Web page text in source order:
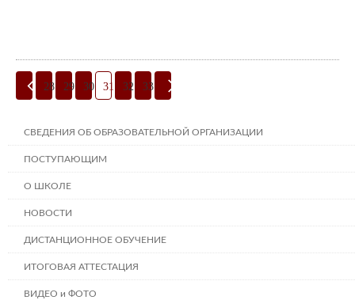
28 29 30 31 32 33
СВЕДЕНИЯ ОБ ОБРАЗОВАТЕЛЬНОЙ ОРГАНИЗАЦИИ
ПОСТУПАЮЩИМ
О ШКОЛЕ
НОВОСТИ
ДИСТАНЦИОННОЕ ОБУЧЕНИЕ
ИТОГОВАЯ АТТЕСТАЦИЯ
ВИДЕО и ФОТО